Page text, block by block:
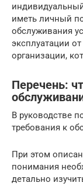
иметь личный
обслуживания
эксплуатации
организации,
Перечень:
В руководстве
требования к
При этом
понимания
детально